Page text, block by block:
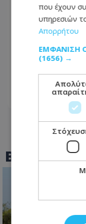
Εορτολόγιο:
Κυριακή 9
ίσως σας
09.08.2026 - 07:31
BEST OF
που έχουν
υπηρεσιών
Απορρήτου
ΕΜΦΆΝΙΣΗ
(1656) →